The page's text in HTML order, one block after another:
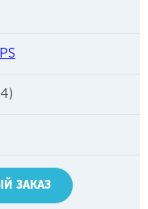
ЗАКАЗ